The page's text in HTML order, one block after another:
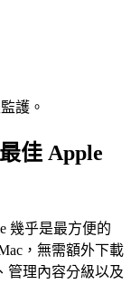
護。
佳 Apple
幾乎是最方便的
，無需額外下載
管理內容分級以及